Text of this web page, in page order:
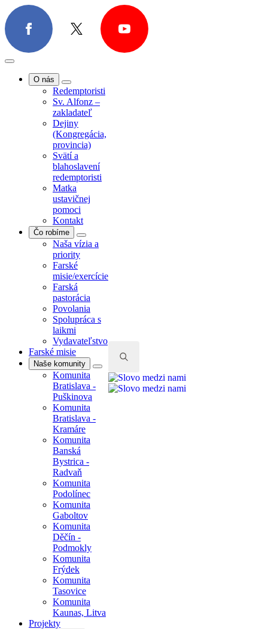
O nás
Redemptoristi
Sv. Alfonz –
zakladateľ
Dejiny
(Kongregácia,
provincia)
Svätí a
blahoslavení
redemptoristi
Matka
ustavičnej
pomoci
Kontakt
Čo robíme
Naša vízia a
priority
Farské
misie/exercície
Farská
pastorácia
Povolania
Spolupráca s
laikmi
Vydavateľstvo
Farské misie
Naše komunity
Komunita
Bratislava -
Puškinova
Komunita
Bratislava -
Kramáre
Komunita
Banská
Bystrica -
Radvaň
Komunita
Podolínec
Komunita
Gaboltov
Komunita
Děčín -
Podmokly
Komunita
Frýdek
Komunita
Tasovice
Komunita
Kaunas, Litva
Projekty
Search
for: